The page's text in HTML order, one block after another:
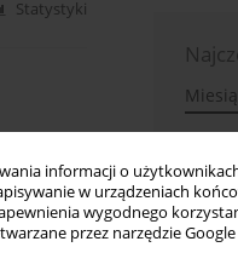
informacji o
w urządzeniach
wygodnego
przez narzędzie
Statystyki
Statystyki